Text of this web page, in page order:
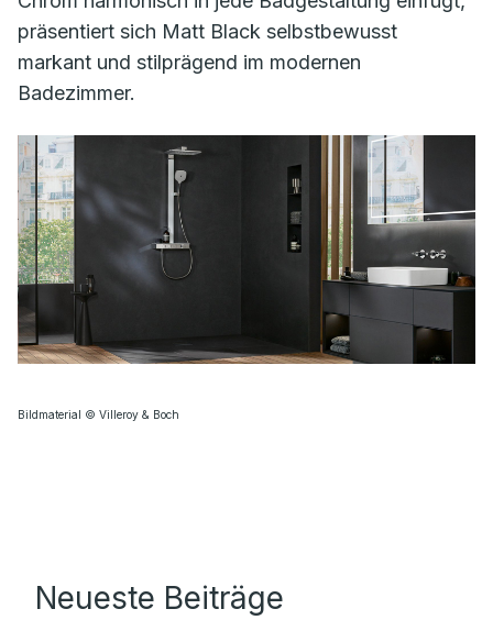
präsentiert sich Matt Black selbstbewusst
markant und stilprägend im modernen
Badezimmer.
Bildmaterial © Villeroy & Boch
Neueste Beiträge